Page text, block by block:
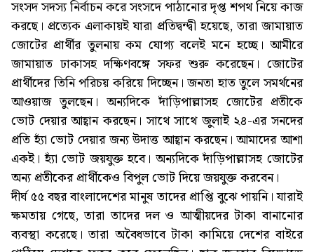
সংসদ সদস্য নির্বাচন করে সংসদে পাঠানোর দৃপ্ত শপথ নিয়ে কাজ
করছে। প্রত্যেক এলাকায়ই যারা প্রতিদ্বন্দ্বী হয়েছে, তারা জামায়াত
জোটের প্রার্থীর তুলনায় কম যোগ্য বলেই মনে হচ্ছে। আমীরে
জামায়াত ঢাকাসহ দক্ষিণবঙ্গে সফর শুরু করেছেন। জোটের
প্রার্থীদের তিনি পরিচয় করিয়ে দিচ্ছেন। জনতা হাত তুলে সমর্থনের
আওয়াজ তুলছেন। অন্যদিকে দাঁড়িপাল্লাসহ জোটের প্রতীকে
ভোট দেয়ার আহ্বান করছেন। সাথে সাথে জুলাই ২৪-এর সনদের
প্রতি হ্যাঁ ভোট দেয়ার জন্য উদাত্ত আহ্বান করছেন। আমাদের আশা
একই। হ্যাঁ ভোট জয়যুক্ত হবে। অন্যদিকে দাঁড়িপাল্লাসহ জোটের
অন্য প্রতীকের প্রার্থীকেও বিপুল ভোট দিয়ে জয়যুক্ত করবেন।
দীর্ঘ ৫৫ বছর বাংলাদেশের মানুষ তাদের প্রাপ্তি বুঝে পায়নি। যারাই
ক্ষমতায় গেছে, তারা তাদের দল ও আত্মীয়দের টাকা বানানোর
ব্যবস্থা করেছে। তারা অবৈধভাবে টাকা কামিয়ে দেশের বাইরে